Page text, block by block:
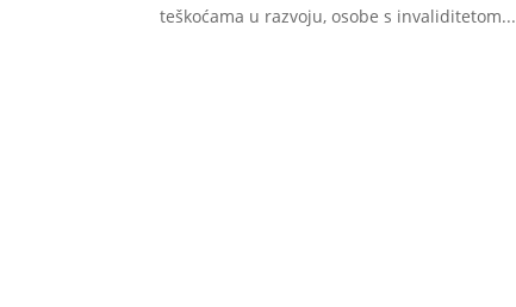
teškoćama u razvoju, osobe s invaliditetom...